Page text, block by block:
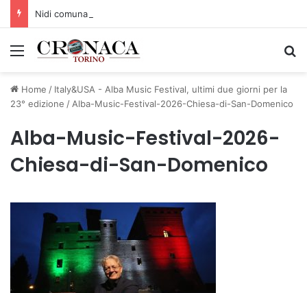
Menu
Home / Italy&USA - Alba Music Festival, ultimi due giorni per la
23° edizione /Alba-Music-Festival-2026-Chiesa-di-San-Domenico
Alba-Music-Festival-2026-
Chiesa-di-San-Domenico